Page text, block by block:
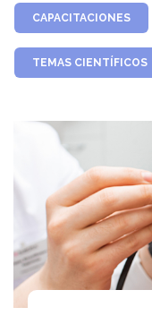
CAPACITACIONES
TEMAS CIENTÍFICOS